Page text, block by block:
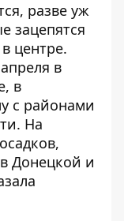
разве уж
зацепятся
центре.
в
в
с районами
На
Донецкой и